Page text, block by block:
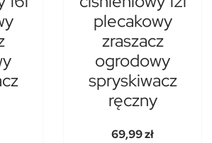
plecakowy
zraszacz
ogrodowy
spryskiwacz
ręczny
69,99 zł